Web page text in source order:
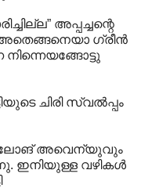
അപ്പച്ചന്റെ
ഗ്രീൻ
ചിരി സ്വൽപ്പം
അവെന്യുവും
ഇനിയുള്ള വഴികൾ